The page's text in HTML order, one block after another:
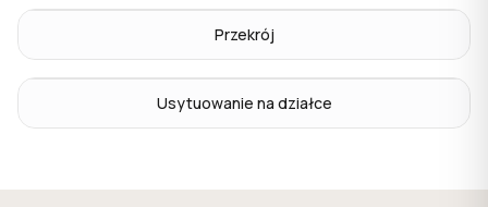
Przekrój
Usytuowanie na działce